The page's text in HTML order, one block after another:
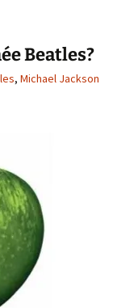
Beatles?
, Michael Jackson